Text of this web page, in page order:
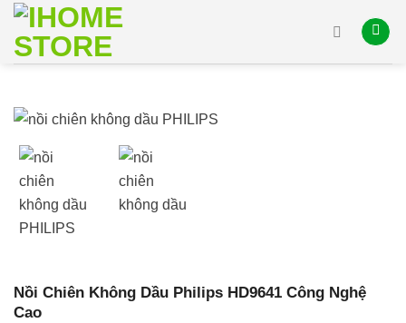
Skip
content
Nồi Chiên Không Dầu Philips HD9641 Công Nghệ
Cao